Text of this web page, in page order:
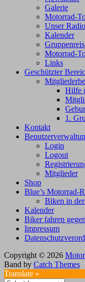
Galerie
Motorrad-
Unser Radio
Kalender
Motorrad-
Links
Geschützter
Hilfe
1.
Kontakt
Login
Logout
Mitglieder
Shop
Blue’s Motorrad-
Biken in
Kalender
Biker fahren
Impressum
Copyright © 2026
Band by Catch Themes
Scroll
Translate »